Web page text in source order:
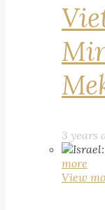
3 years
more
View